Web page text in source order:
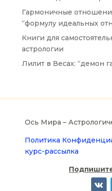
Гармоничные
“формулу идеальных
Книги для
астрологии
Лилит в Весах: “демон
Ось Мира –
Политика
курс-рассылка